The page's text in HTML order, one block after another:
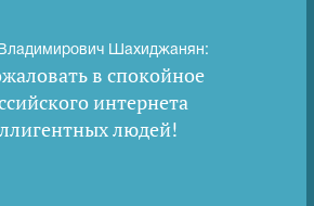
Шахиджанян:
в спокойное
интернета
людей!